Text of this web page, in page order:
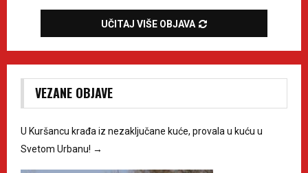
UČITAJ VIŠE OBJAVA
VEZANE OBJAVE
U Kuršancu krađa iz nezaključane kuće, provala u kuću u
Svetom Urbanu! →